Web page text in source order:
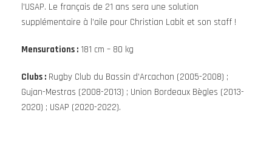
l’USAP. Le français de 21 ans sera une solution
supplémentaire à l’aile pour Christian Labit et son staff !
Mensurations : 181 cm – 80 kg
Clubs : Rugby Club du Bassin d’Arcachon (2005-2008) ;
Gujan-Mestras (2008-2013) ; Union Bordeaux Bègles (2013-
2020) ; USAP (2020-2022).